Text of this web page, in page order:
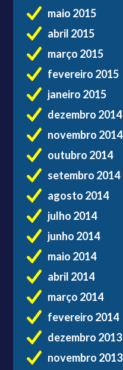
maio 2015
abril 2015
março 2015
fevereiro 2015
janeiro 2015
dezembro 2014
novembro 2014
outubro 2014
setembro 2014
agosto 2014
julho 2014
junho 2014
maio 2014
abril 2014
março 2014
fevereiro 2014
dezembro 2013
novembro 2013